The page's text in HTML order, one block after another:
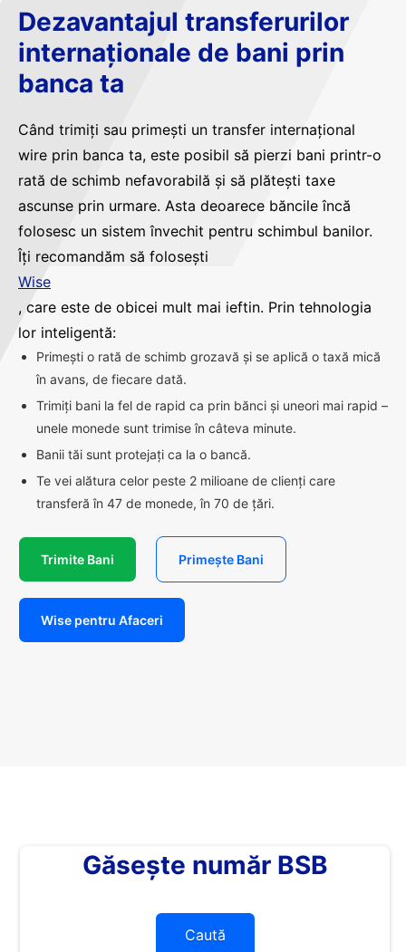
Dezavantajul transferurilor
internaționale de bani prin
banca ta
Când trimiți sau primești un transfer internațional
wire prin banca ta, este posibil să pierzi bani printr-o
rată de schimb nefavorabilă și să plătești taxe
ascunse prin urmare. Asta deoarece băncile încă
folosesc un sistem învechit pentru schimbul banilor.
Îți recomandăm să folosești
Wise
, care este de obicei mult mai ieftin. Prin tehnologia
lor inteligentă:
Primești o rată de schimb grozavă și se aplică o taxă mică
în avans, de fiecare dată.
Trimiți bani la fel de rapid ca prin bănci și uneori mai rapid –
unele monede sunt trimise în câteva minute.
Banii tăi sunt protejați ca la o bancă.
Te vei alătura celor peste 2 milioane de clienți care
transferă în 47 de monede, în 70 de țări.
Trimite Bani Primește Bani
Wise pentru Afaceri
Găsește număr BSB
Caută